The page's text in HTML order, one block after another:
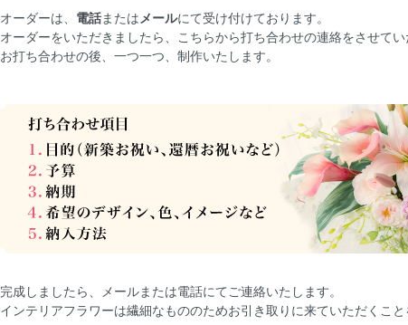
オーダーは、 電話または メールにて受け付けております。
オーダーをいただきましたら、こちらから打ち合わせの連絡をさせて
お打ち合わせの後、一つ一つ、制作いたします。
完成しましたら、メールまたは電話にてご連絡いたします。
インテリアフラワーは繊細なもののためお引き取りに来ていただくこ